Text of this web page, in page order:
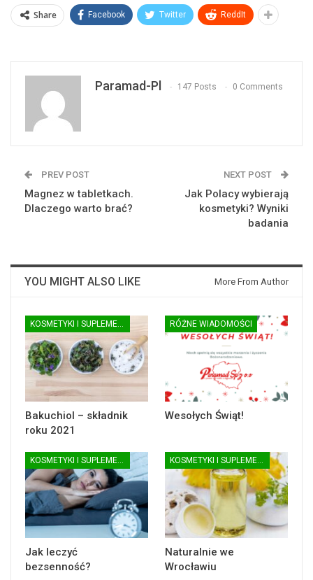
Share Facebook Twitter ReddIt
Paramad-Pl 147 Posts 0 Comments
PREV POST
Magnez w tabletkach.
Dlaczego warto brać?
NEXT POST
Jak Polacy wybierają
kosmetyki? Wyniki
badania
YOU MIGHT ALSO LIKE More From Author
KOSMETYKI I SUPLEMENTY DIETY
Bakuchiol – składnik
roku 2021
RÓŻNE WIADOMOŚCI
Wesołych Świąt!
KOSMETYKI I SUPLEMENTY DIETY
Jak leczyć
bezsenność?
KOSMETYKI I SUPLEMENTY DIETY
Naturalnie we
Wrocławiu